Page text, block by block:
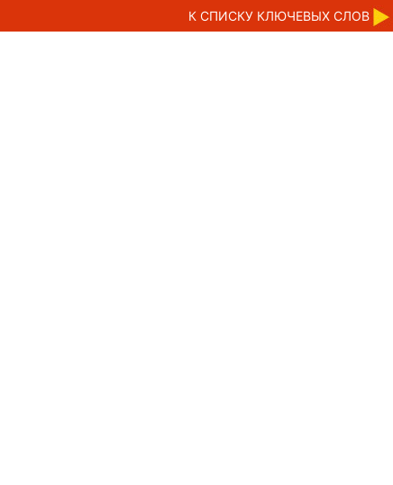
К CПИСКУ КЛЮЧЕВЫХ СЛОВ